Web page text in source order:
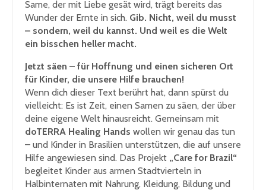
Same, der mit Liebe gesät wird, trägt bereits das
Wunder der Ernte in sich. Gib. Nicht, weil du musst
– sondern, weil du kannst. Und weil es die Welt
ein bisschen heller macht.
Jetzt säen – für Hoffnung und einen sicheren Ort
für Kinder, die unsere Hilfe brauchen!
Wenn dich dieser Text berührt hat, dann spürst du
vielleicht: Es ist Zeit, einen Samen zu säen, der über
deine eigene Welt hinausreicht. Gemeinsam mit
doTERRA Healing Hands wollen wir genau das tun
– und Kinder in Brasilien unterstützen, die auf unsere
Hilfe angewiesen sind. Das Projekt „Care for Brazil“
begleitet Kinder aus armen Stadtvierteln in
Halbinternaten mit Nahrung, Kleidung, Bildung und